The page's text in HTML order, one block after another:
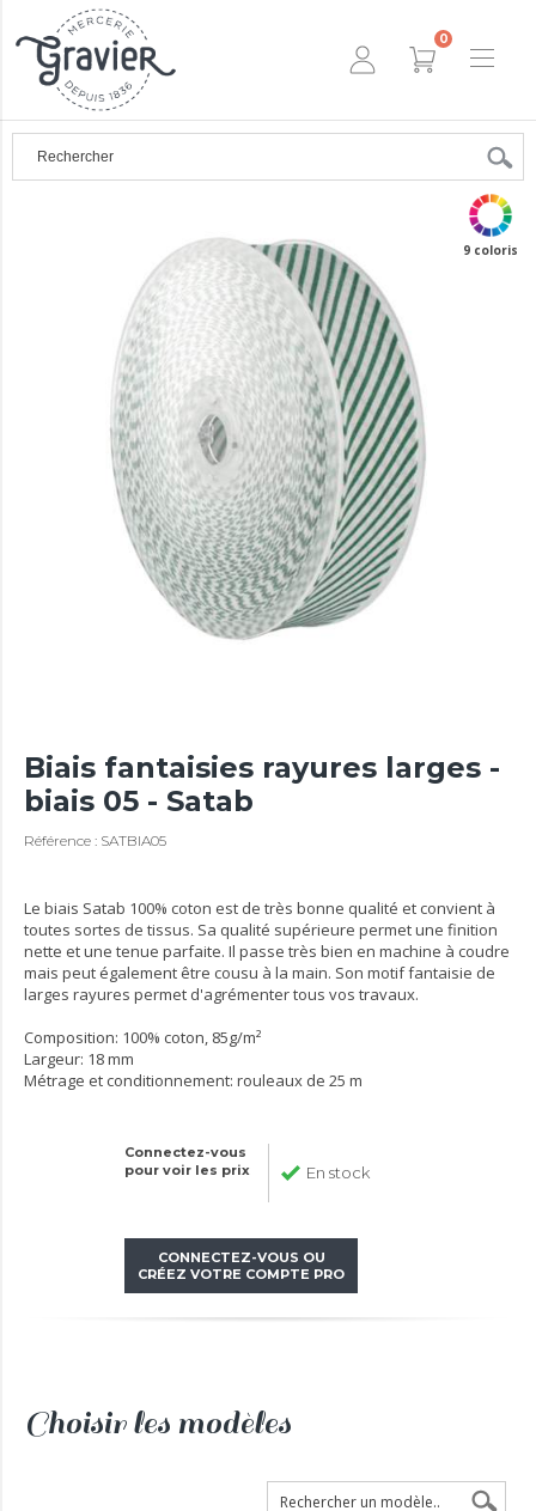
0
9 coloris
Biais fantaisies rayures larges -
biais 05 - Satab
Référence : SATBIA05
Le biais Satab 100% coton est de très bonne qualité et convient à
toutes sortes de tissus. Sa qualité supérieure permet une finition
nette et une tenue parfaite. Il passe très bien en machine à coudre
mais peut également être cousu à la main. Son motif fantaisie de
larges rayures permet d'agrémenter tous vos travaux.
Composition: 100% coton, 85g/m²
Largeur: 18 mm
Métrage et conditionnement: rouleaux de 25 m
Connectez-vous
pour voir les prix
En stock
CONNECTEZ-VOUS OU
CRÉEZ VOTRE COMPTE PRO
Choisir les modèles